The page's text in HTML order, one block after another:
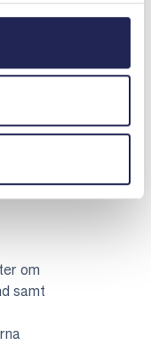
om
samt